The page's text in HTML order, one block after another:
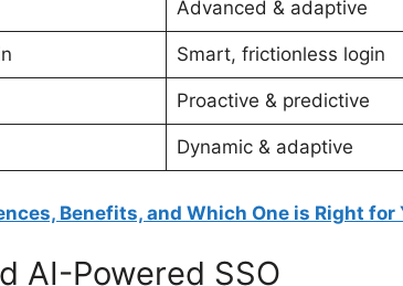
Advanced & adaptive
Smart, frictionless login
Proactive & predictive
Dynamic & adaptive
Benefits, and Which One is Right for
AI-Powered SSO